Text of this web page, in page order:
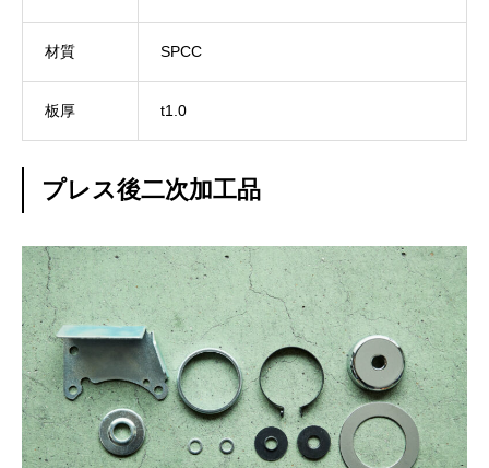
材質 SPCC
板厚 t1.0
プレス後二次加工品